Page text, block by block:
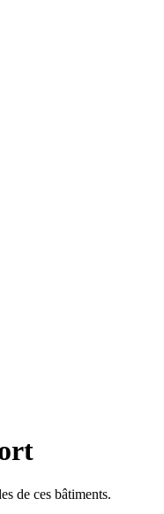
de ces bâtiments.